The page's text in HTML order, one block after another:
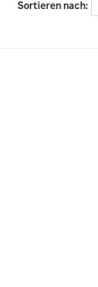
Sortieren nach